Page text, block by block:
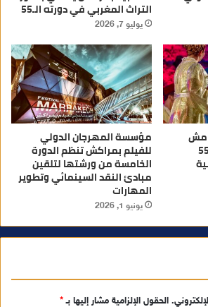
التراث المغربي في دورته الـ55
يوليو 7, 2026
اختتام فعاليات الدورة 55
مؤسسة المهرجان الدولي
للفيلم بمراكش تنظم الدورة
الخامسة من ورشتها لتلقين
مبادئ النقد السينمائي وتطوير
المهارات
يونيو 1, 2026
الحقول الإلزامية مشار إليها بـ*